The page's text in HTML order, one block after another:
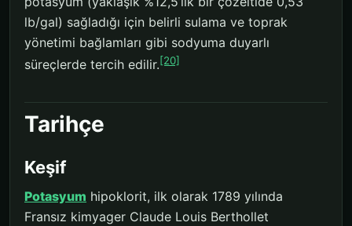
lb/gal) sağladığı için belirli sulama ve toprak
yönetimi bağlamları gibi sodyuma duyarlı
süreçlerde tercih edilir.[20]
Tarihçe
Keşif
Potasyum hipoklorit, ilk olarak 1789 yılında
Fransız kimyager Claude Louis Berthollet